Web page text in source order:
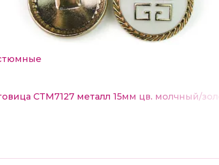
СТМ7127 металл 15мм цв. молчный/